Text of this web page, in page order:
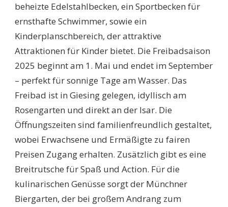
beheizte Edelstahlbecken, ein Sportbecken für
ernsthafte Schwimmer, sowie ein
Kinderplanschbereich, der attraktive
Attraktionen für Kinder bietet. Die Freibadsaison
2025 beginnt am 1. Mai und endet im September
– perfekt für sonnige Tage am Wasser. Das
Freibad ist in Giesing gelegen, idyllisch am
Rosengarten und direkt an der Isar. Die
Öffnungszeiten sind familienfreundlich gestaltet,
wobei Erwachsene und Ermäßigte zu fairen
Preisen Zugang erhalten. Zusätzlich gibt es eine
Breitrutsche für Spaß und Action. Für die
kulinarischen Genüsse sorgt der Münchner
Biergarten, der bei großem Andrang zum